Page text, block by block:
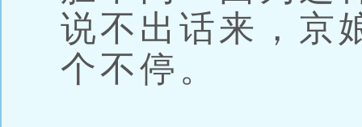
说不出话来，京
个不停。